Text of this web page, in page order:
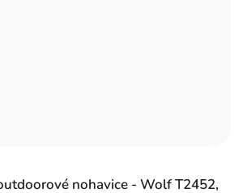
nohavice - Wolf T2452,